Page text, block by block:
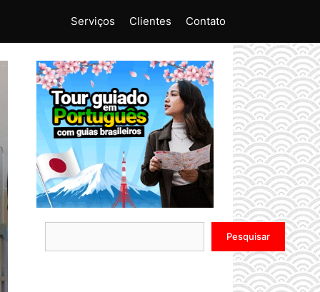
Serviços Clientes Contato
Pesquisar